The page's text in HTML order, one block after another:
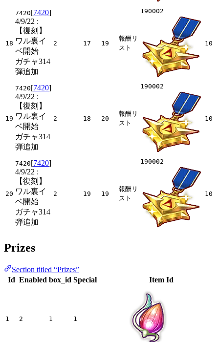
18
7420[7420]
4/9/22 :
【復刻】
ワル裏イ
ベ開始
ガチャ314
弾追加
2 17 19
報酬リ
スト
190002
10
19
7420[7420]
4/9/22 :
【復刻】
ワル裏イ
ベ開始
ガチャ314
弾追加
2 18 20
報酬リ
スト
190002
10
20
7420[7420]
4/9/22 :
【復刻】
ワル裏イ
ベ開始
ガチャ314
弾追加
2 19 19
報酬リ
スト
190002
10
Prizes
Section titled “Prizes”
Id Enabled box_id Special Item Id
1 2 1 1